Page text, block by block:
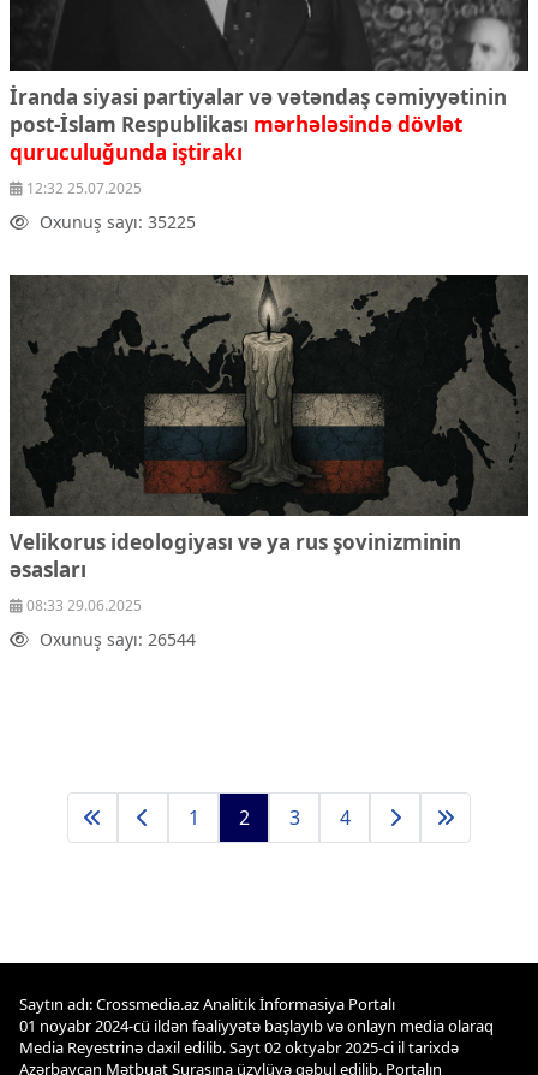
İranda siyasi partiyalar və vətəndaş cəmiyyətinin
post-İslam Respublikası mərhələsində dövlət
quruculuğunda iştirakı
12:32 25.07.2025
Oxunuş sayı: 35225
Velikorus ideologiyası və ya rus şovinizminin
əsasları
08:33 29.06.2025
Oxunuş sayı: 26544
1 2 3 4
Saytın adı: Crossmedia.az Analitik İnformasiya Portalı
01 noyabr 2024-cü ildən fəaliyyətə başlayıb və onlayn media olaraq
Media Reyestrinə daxil edilib. Sayt 02 oktyabr 2025-ci il tarixdə
Azərbaycan Mətbuat Şurasına üzvlüyə qəbul edilib. Portalın